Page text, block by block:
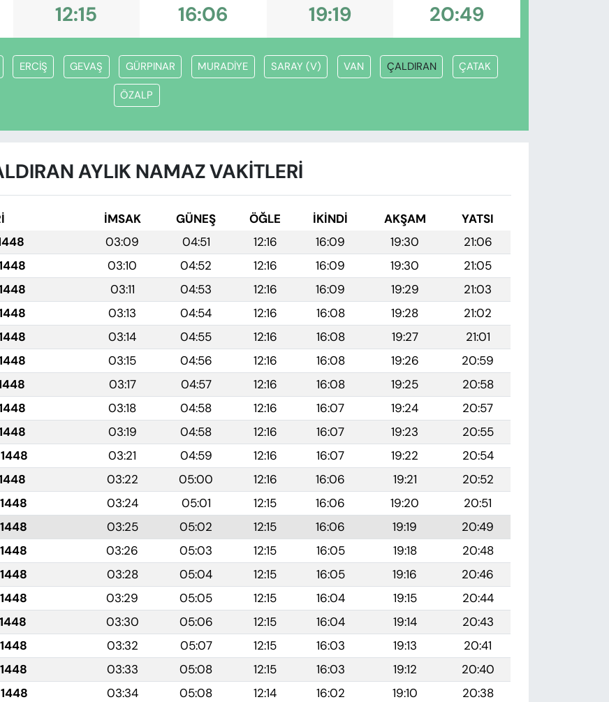
12:15 16:06 19:19 20:49
ERCİŞ GEVAŞ GÜRPINAR MURADİYE SARAY (V) VAN ÇALDIRAN ÇATAK
ÖZALP
AYLIK NAMAZ VAKITLERI
İMSAK GÜNEŞ ÖĞLE İKINDI AKŞAM
YATSI
03:09 04:51 12:16 16:09 19:30
21:06
03:10 04:52 12:16 16:09 19:30
21:05
03:11 04:53 12:16 16:09 19:29
21:03
03:13 04:54 12:16 16:08 19:28
21:02
03:14 04:55 12:16 16:08 19:27
21:01
03:15 04:56 12:16 16:08 19:26
20:59
03:17 04:57 12:16 16:08 19:25
20:58
03:18 04:58 12:16 16:07 19:24
20:57
03:19 04:58 12:16 16:07 19:23
20:55
03:21 04:59 12:16 16:07 19:22
20:54
03:22 05:00 12:16 16:06 19:21
20:52
03:24 05:01 12:15 16:06 19:20
20:51
03:25 05:02 12:15 16:06 19:19
20:49
03:26 05:03 12:15 16:05 19:18
20:48
03:28 05:04 12:15 16:05 19:16
20:46
03:29 05:05 12:15 16:04 19:15
20:44
03:30 05:06 12:15 16:04 19:14
20:43
03:32 05:07 12:15 16:03 19:13
20:41
03:33 05:08 12:15 16:03 19:12
20:40
03:34 05:08 12:14 16:02 19:10
20:38